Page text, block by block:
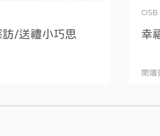
/送禮小巧思 幸
閱讀